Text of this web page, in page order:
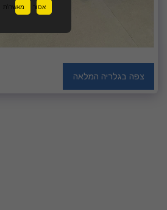
מאשר\ת אסור
צפה בגלריה המלאה